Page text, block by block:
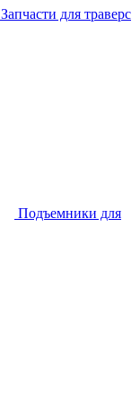
Запчасти для траверс
Подъемники для